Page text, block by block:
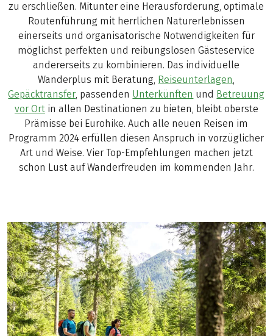
zu erschließen. Mitunter eine Herausforderung, optimale
Routenführung mit herrlichen Naturerlebnissen
einerseits und organisatorische Notwendigkeiten für
möglichst perfekten und reibungslosen Gästeservice
andererseits zu kombinieren. Das individuelle
Wanderplus mit Beratung, Reiseunterlagen,
Gepäcktransfer, passenden Unterkünften und Betreuung
vor Ortin allen Destinationen zu bieten, bleibt oberste
Prämisse bei Eurohike. Auch alle neuen Reisen im
Programm 2024 erfüllen diesen Anspruch in vorzüglicher
Art und Weise. Vier Top-Empfehlungen machen jetzt
schon Lust auf Wanderfreuden im kommenden Jahr.